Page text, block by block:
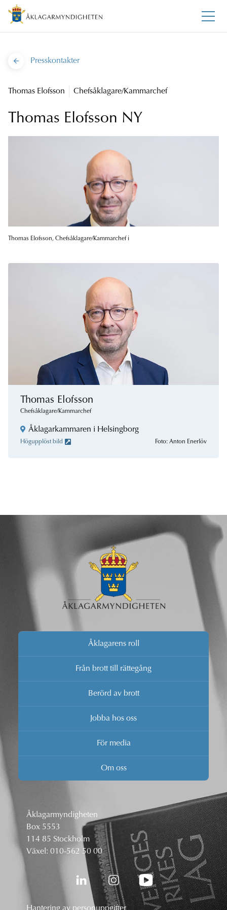
Presskontakter
Thomas Elofsson Chefsåklagare/Kammarchef
Thomas Elofsson NY
Thomas Elofsson, Chefsåklagare/Kammarchef i
Thomas Elofsson
Chefsåklagare/Kammarchef
Åklagarkammaren i Helsingborg
Högupplöst bild Foto: Anton Enerlöv
Åklagarens roll
Från brott till rättegång
Berörd av brott
Jobba hos oss
För media
Om oss
Åklagarmyndigheten
Box 5553
114 85 Stockholm
Växel: 010-562 50 00
Hantering av personuppgifter